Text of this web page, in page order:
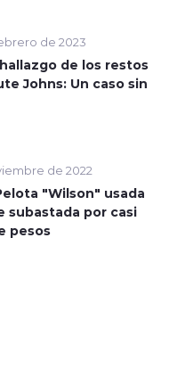
de 2023
de los restos
Johns: Un caso sin
de 2022
"Wilson" usada
subastada por casi
pesos